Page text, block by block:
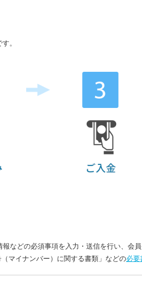
。
などの必須事項を入力・送信を行い、会
マイナンバー）に関する書類」などの必要